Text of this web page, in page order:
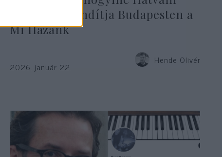
Zsuzsannát indítja Budapesten a
Mi Hazánk
Hende Olivér
2026. január 22.